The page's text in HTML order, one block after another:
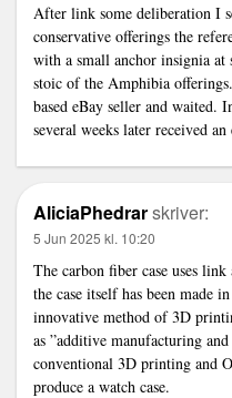
After link some deliberation I
conservative offerings the
with a small anchor insignia at
stoic of the Amphibia
based eBay seller and
several weeks later received
AliciaPhedrarskriver:
5 Jun 2025 kl. 10:20
The carbon fiber case uses link
the case itself has been made
innovative method of 3D
as ”additive manufacturing
conventional 3D printing and
produce a watch case.